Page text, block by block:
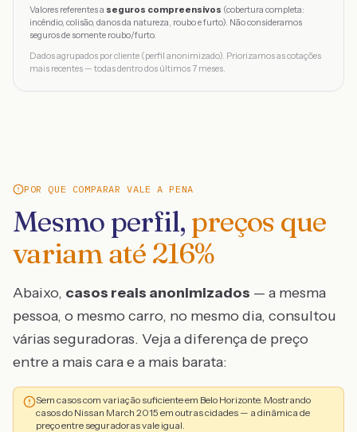
Valores referentes a seguros compreensivos (cobertura completa:
incêndio, colisão, danos da natureza, roubo e furto). Não consideramos
seguros de somente roubo/furto.
Dados agrupados por cliente (perfil anonimizado). Priorizamos as cotações
mais recentes — todas dentro dos últimos 7 meses.
POR QUE COMPARAR VALE A PENA
Mesmo perfil, preços que
variam até 216%
Abaixo, casos reais anonimizados — a mesma
pessoa, o mesmo carro, no mesmo dia, consultou
várias seguradoras. Veja a diferença de preço
entre a mais cara e a mais barata:
Sem casos com variação suficiente em Belo Horizonte. Mostrando
casos do Nissan March 2015 em outras cidades — a dinâmica de
preço entre seguradoras vale igual.